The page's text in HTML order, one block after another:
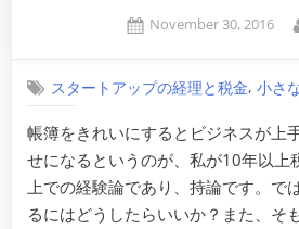
Posted
November 30, 2016
スタートアップの経理と税金,小さ
帳簿をきれいにするとビジネスが上
せになるというのが、私が10年以上
上での経験論であり、持論です。で
るにはどうしたらいいか？また、そ